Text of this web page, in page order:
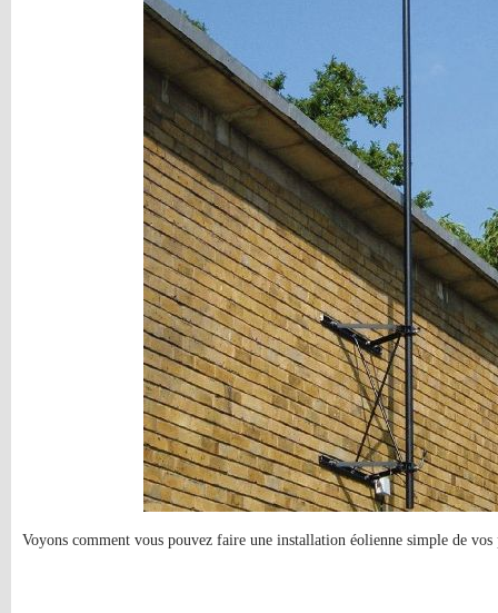
Voyons comment vous pouvez faire une installation éolienne simple de vos